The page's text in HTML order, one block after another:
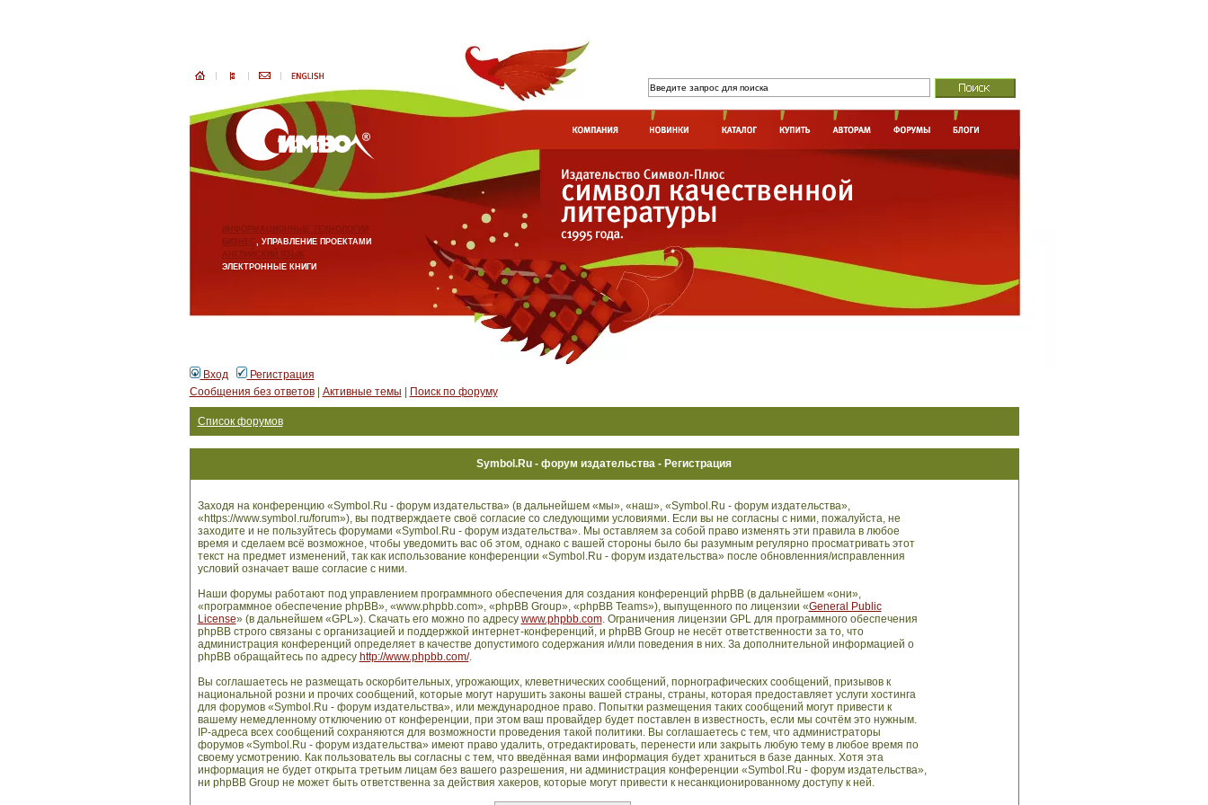
ИНФОРМАЦИОННЫЕ ТЕХНОЛОГИИ
БИЗНЕС, УПРАВЛЕНИЕ ПРОЕКТАМИ
АНГЛИЙСКИЙ ЯЗЫК
ЭЛЕКТРОННЫЕ КНИГИ
Вход
Регистрация
Сообщения без ответов| Активные темы Поиск по форуму
Список форумов
Symbol.Ru - форум издательства - Регистрация
Заходя на конференцию «Symbol.Ru - форум издательства» (в дальнейшем «мы», «наш», «Symbol.Ru - форум издательства»,
«https://www.symbol.ru/forum»), вы подтверждаете своё согласие со следующими условиями. Если вы не согласны с ними, пожалуйста, не
заходите и не пользуйтесь форумами «Symbol.Ru - форум издательства». Мы оставляем за собой право изменять эти правила в любое
время и сделаем всё возможное, чтобы уведомить вас об этом, однако с вашей стороны было бы разумным регулярно просматривать этот
текст на предмет изменений, так как использование конференции «Symbol.Ru - форум издательства» после обновленния/исправленния
условий означает ваше согласие с ними.
Наши форумы работают под управлением программного обеспечения для создания конференций phpBB (в дальнейшем «они»,
«программное обеспечение phpBB», «www.phpbb.com», «phpBB Group», «phpBB Teams»), выпущенного по лицензии «General Public
License» (в дальнейшем «GPL»). Скачать его можно по адресу www.phpbb.com. Ограничения лицензии GPL для программного обеспечения
phpBB строго связаны с организацией и поддержкой интернет-конференций, и phpBB Group не несёт ответственности за то, что
администрация конференций определяет в качестве допустимого содержания и/или поведения в них. За дополнительной информацией о
phpBB обращайтесь по адресу http://www.phpbb.com/.
Вы соглашаетесь не размещать оскорбительных, угрожающих, клеветнических сообщений, порнографических сообщений, призывов к
национальной розни и прочих сообщений, которые могут нарушить законы вашей страны, страны, которая предоставляет услуги хостинга
для форумов «Symbol.Ru - форум издательства», или международное право. Попытки размещения таких сообщений могут привести к
вашему немедленному отключению от конференции, при этом ваш провайдер будет поставлен в известность, если мы сочтём это нужным.
IP-адреса всех сообщений сохраняются для возможности проведения такой политики. Вы соглашаетесь с тем, что администраторы
форумов «Symbol.Ru - форум издательства» имеют право удалить, отредактировать, перенести или закрыть любую тему в любое время по
своему усмотрению. Как пользователь вы согласны с тем, что введённая вами информация будет храниться в базе данных. Хотя эта
информация не будет открыта третьим лицам без вашего разрешения, ни администрация конференции «Symbol.Ru - форум издательства»,
ни phpBB Group не может быть ответственна за действия хакеров, которые могут привести к несанкционированному доступу к ней.